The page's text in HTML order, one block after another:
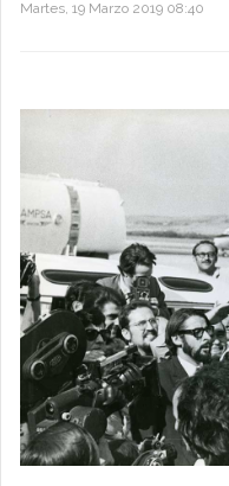
Martes, 19 Marzo 2019 08:40